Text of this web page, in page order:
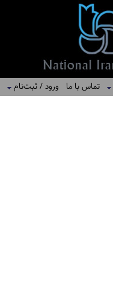
تماس با ما ورود / ثبت‌نام